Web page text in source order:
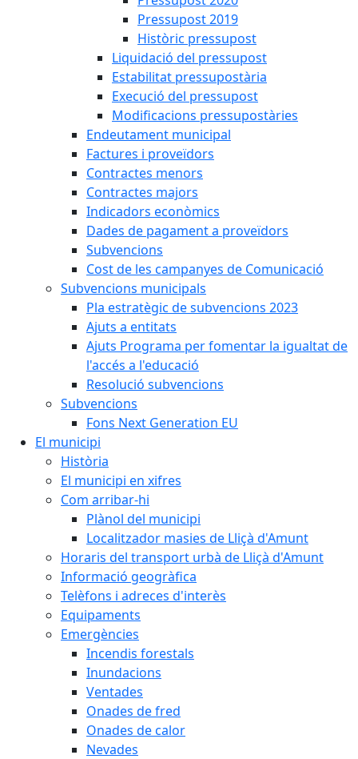
Pressupost 2019
Històric pressupost
Liquidació del pressupost
Estabilitat pressupostària
Execució del pressupost
Modificacions pressupostàries
Endeutament municipal
Factures i proveïdors
Contractes menors
Contractes majors
Indicadors econòmics
Dades de pagament a proveïdors
Subvencions
Cost de les campanyes de Comunicació
Subvencions municipals
Pla estratègic de subvencions 2023
Ajuts a entitats
Ajuts Programa per fomentar la igualtat de
l'accés a l'educació
Resolució subvencions
Subvencions
Fons Next Generation EU
El municipi
Història
El municipi en xifres
Com arribar-hi
Plànol del municipi
Localitzador masies de Lliçà d'Amunt
Horaris del transport urbà de Lliçà d'Amunt
Informació geogràfica
Telèfons i adreces d'interès
Equipaments
Emergències
Incendis forestals
Inundacions
Ventades
Onades de fred
Onades de calor
Nevades